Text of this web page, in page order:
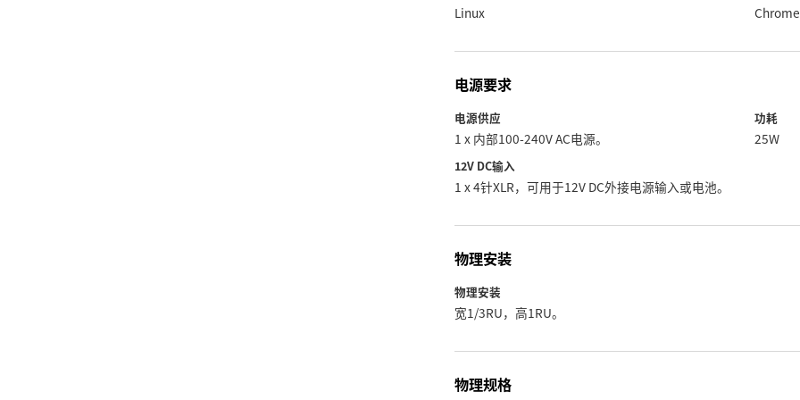
Linux
电源要求
电源供应
1 x 内部100-240V AC电源。
12V DC输入
1 x 4针XLR，可用于12V DC外接电源输入或电池。
功耗
25W
物理安装
物理安装
宽1/3RU，高1RU。
物理规格